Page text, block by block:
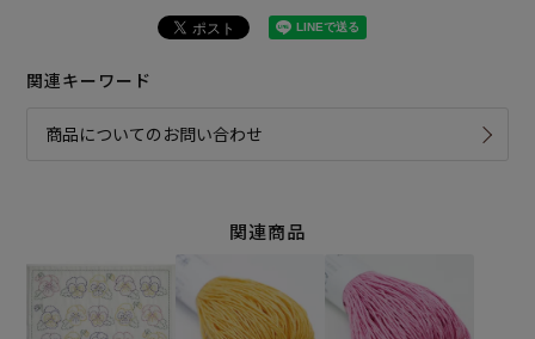
関連キーワード
商品についてのお問い合わせ
関連商品